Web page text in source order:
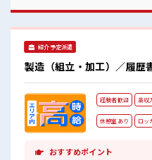
紹介予定派遣
製造（組立・加工）／履歴
経験者歓迎 高収
休憩室あり ロッ
おすすめポイント